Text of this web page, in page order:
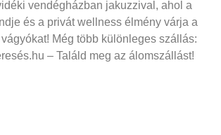
vendégházban jakuzzival , ahol a
és a privát wellness élmény várja a
Még több különleges szállás:
– Találd meg az álomszállást!